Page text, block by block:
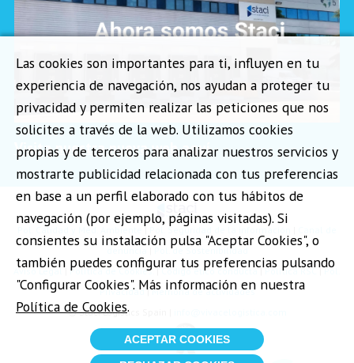
Visita nuestra nueva web aquí
Pol. Calidad y Med. Ambiente | Pol. Seguridad de la información
Pol. de Sostenibilidad
Aviso Legal | Política de Cookies.|Código ético conducta|Política RSC |Pol.
Privacidad|Memoria de actividades
©Staci Logistics Spain
Las cookies son importantes para ti, influyen en tu
experiencia de navegación, nos ayudan a proteger tu
privacidad y permiten realizar las peticiones que nos
solicites a través de la web. Utilizamos cookies
propias y de terceros para analizar nuestros servicios y
mostrarte publicidad relacionada con tus preferencias
en base a un perfil elaborado con tus hábitos de
navegación (por ejemplo, páginas visitadas). Si
consientes su instalación pulsa "Aceptar Cookies", o
también puedes configurar tus preferencias pulsando
"Configurar Cookies". Más información en nuestra
Política de Cookies.